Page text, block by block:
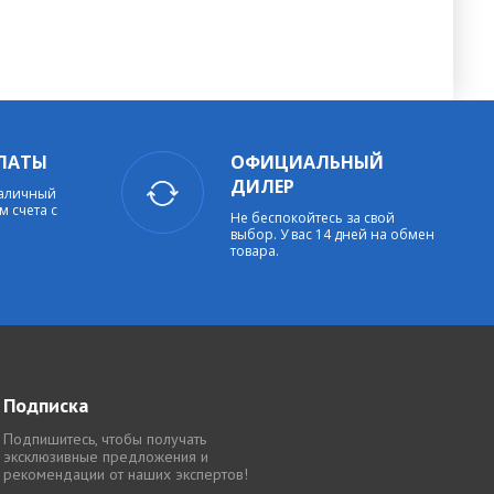
счета с
ОФИЦИАЛЬНЫЙ
ДИЛЕР
Не беспокойтесь за свой
выбор. У вас 14 дней на обмен
товара.
Подписка
Подпишитесь, чтобы получать
эксклюзивные предложения и
рекомендации от наших экспертов!